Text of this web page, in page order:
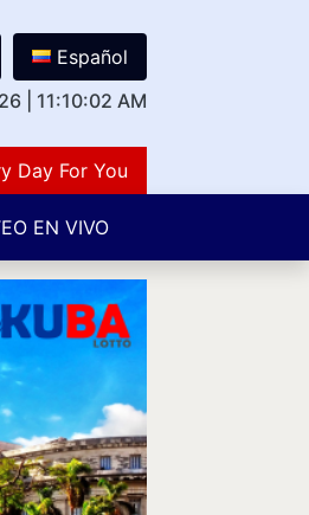
Español
11:10:02 AM
For You Lovers Of Number
EN VIVO